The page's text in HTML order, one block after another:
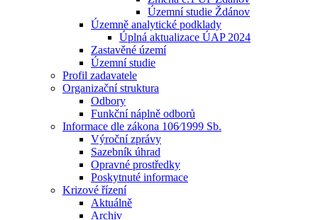
Územní studie Ždánov
Územně analytické podklady
Úplná aktualizace ÚAP 2024
Zastavěné území
Územní studie
Profil zadavatele
Organizační struktura
Odbory
Funkční náplně odborů
Informace dle zákona 106⁄1999 Sb.
Výroční zprávy
Sazebník úhrad
Opravné prostředky
Poskytnuté informace
Krizové řízení
Aktuálně
Archiv